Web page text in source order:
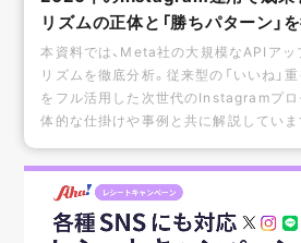
リズムの正体と「勝ちパターン」
本資料では、Meta社の大規模なAPIア
リズムを徹底分析。従来型の「いいね」
をフル活用した次世代のInstagramプロ
体的な仕掛けや事例と共に解説していま